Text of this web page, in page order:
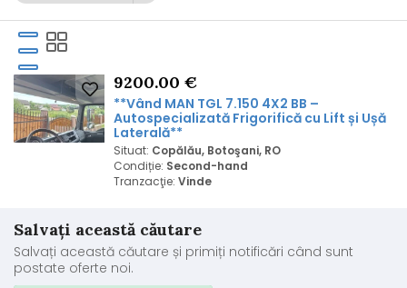
9200.00 €
**Vând MAN TGL 7.150 4X2 BB –
Autospecializată Frigorifică cu Lift și Ușă
Laterală**
Situat: Copălău, Botoşani, RO
Condiție: Second-hand
Tranzacţie: Vinde
Salvați această căutare
Salvați această căutare și primiți notificări când sunt
postate oferte noi.